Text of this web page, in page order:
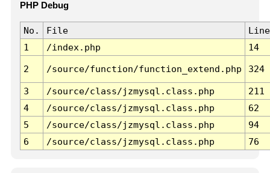
PHP Debug
No. File
Line
1
/index.php 14
2 /source/function/function_extend.php 324
3 /source/class/jzmysql.class.php
211
4
/source/class/jzmysql.class.php
62
5
/source/class/jzmysql.class.php
94
6
/source/class/jzmysql.class.php 76